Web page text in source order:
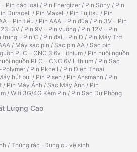
- Pin các loại / Pin Energizer / Pin Sony / Pin
Duracell / Pin Maxell / Pin Fujitsu / Pin
– Pin tiểu / Pin AAA – Pin đũa / Pin 3V – Pin
3V / Pin 9V – Pin vuông / Pin 12V – Pin
trung – Pin C / Pin đại – Pin D / Pin Máy Trợ
/ Máy sạc pin / Sạc pin AA / Sạc pin
PLC – CNC 3.6v Lithium / Pin nuôi nguồn
nguồn PLC – CNC 6V Lithium / Pin Sạc
Polymer / Pin Pkcell / Pin Điện Thoại
hút bụi / Pin Pisen / Pin Ansmann / Pin
/ Pin Máy Ảnh / Sạc Máy Ảnh / Pin
/ Wifi 3G/4G Kèm Pin / Pin Sạc Dự Phòng
Lượng Cao
/ Thùng rác -Dụng cụ vệ sinh